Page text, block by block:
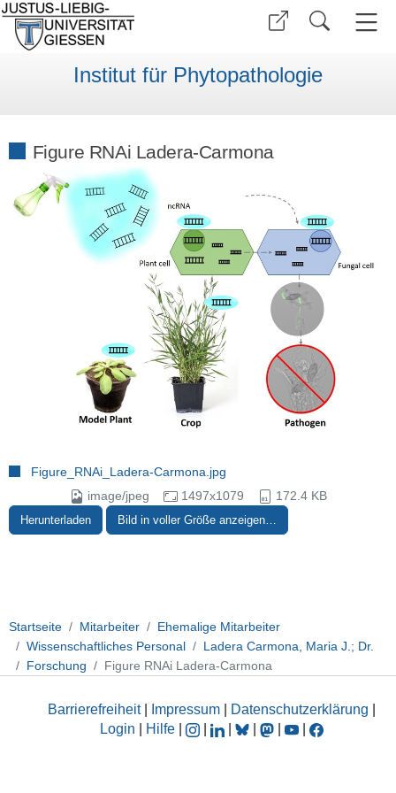
Institut für Phytopathologie
Figure RNAi Ladera-Carmona
Figure_RNAi_Ladera-Carmona.jpg
image/jpeg
1497x1079 172.4 KB
Herunterladen Bild in voller Größe anzeigen…
Startseite Mitarbeiter
Ehemalige Mitarbeiter
Wissenschaftliches Personal
Ladera Carmona, Maria J.; Dr.
Forschung
Figure RNAi Ladera-Carmona
Barrierefreiheit| Impressum Datenschutzerklärung
Login
Hilfe